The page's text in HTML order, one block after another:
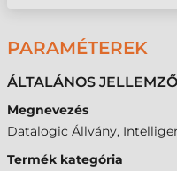
PARAMÉTEREK
ÁLTALÁNOS
Megnevezés
Datalogic Állvány,
Termék kategória